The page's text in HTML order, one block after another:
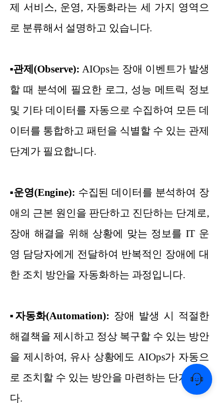
제 서비스, 운영, 자동화라는 세 가지 영역으
로 분류해서 설명하고 있습니다.
▪관제(Observe): AIOps는 장애 이벤트가 발생
할 때 분석에 필요한 로그, 성능 메트릭 정보
및 기타 데이터를 자동으로 수집하여 모든 데
이터를 통합하고 패턴을 식별할 수 있는 관제
단계가 필요합니다.
▪운영(Engine): 수집된 데이터를 분석하여 장
애의 근본 원인을 판단하고 진단하는 단계로,
장애 해결을 위해 상황에 맞는 정보를 IT 운
영 담당자에게 전달하여 반복적인 장애에 대
한 조치 방안을 자동화하는 과정입니다.
▪ 자동화(Automation): 장애 발생 시 적절한
해결책을 제시하고 정상 복구할 수 있는 방안
을 제시하여, 유사 상황에도 AIOps가 자동으
로 조치할 수 있는 방안을 마련하는 단계입니
다.